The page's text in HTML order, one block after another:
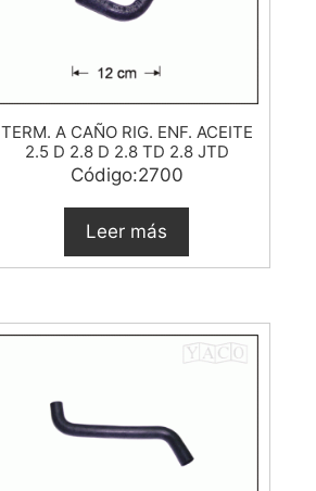
TERM. A CAÑO RIG. ENF. ACEITE
2.5 D 2.8 D 2.8 TD 2.8 JTD
Código:2700
Leer más